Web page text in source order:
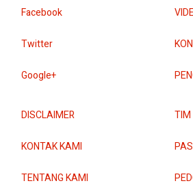
Facebook
Twitter
Google+
DISCLAIMER
KONTAK KAMI
TENTANG KAMI
TIM